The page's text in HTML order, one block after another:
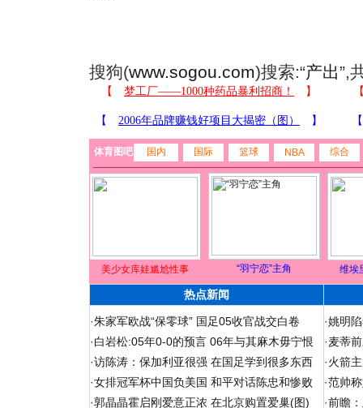
搜狗(www.sogou.com)搜索:“产出”,
体育图吧 国内 国际 篮球 NBA 综合
美少女库娃尴尬性事 “羽宁恋”主角 维埃
热点新闻
·朱家军欧战“保零球” 国足05收官战交白卷
·白岩松:05年0-0的预言 06年与其麻木毋宁恨
·访陈涛：保加利亚很强 在国足学到很多东西
·女排冠军杯中国负美国 和平对话陈忠和惨败
·郭晶晶霍启刚爱意正浓 在北京购置爱巢(图)
·姚明
·麦蒂
·火箭
·范帅
·前瞻